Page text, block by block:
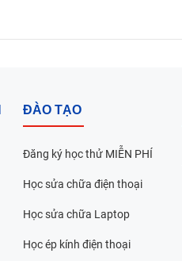
ĐÀO TẠO
Đăng ký học thử MIỄN PHÍ
Học sửa chữa điện thoại
Học sửa chữa Laptop
Học ép kính điện thoại